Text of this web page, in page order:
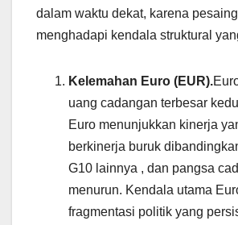
dalam waktu dekat, karena
menghadapi kendala struktural
Kelemahan Euro (EUR).
uang cadangan terbesar
Euro menunjukkan kinerja
berkinerja buruk
G10 lainnya , dan pangsa
menurun. Kendala utama
fragmentasi politik yang